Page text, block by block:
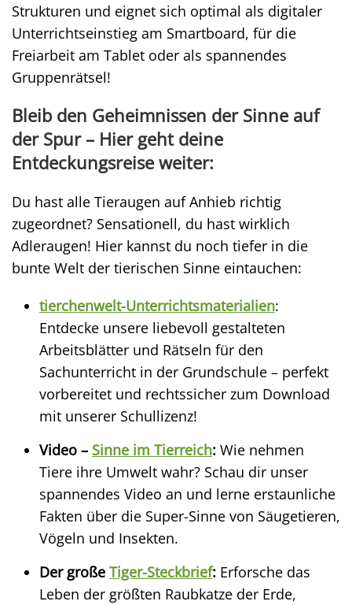
Strukturen und eignet sich optimal als digitaler
Unterrichtseinstieg am Smartboard, für die
Freiarbeit am Tablet oder als spannendes
Gruppenrätsel!
Bleib den Geheimnissen der Sinne auf
der Spur – Hier geht deine
Entdeckungsreise weiter:
Du hast alle Tieraugen auf Anhieb richtig
zugeordnet? Sensationell, du hast wirklich
Adleraugen! Hier kannst du noch tiefer in die
bunte Welt der tierischen Sinne eintauchen:
tierchenwelt-Unterrichtsmaterialien:
Entdecke unsere liebevoll gestalteten
Arbeitsblätter und Rätseln für den
Sachunterricht in der Grundschule – perfekt
vorbereitet und rechtssicher zum Download
mit unserer Schullizenz!
Video – Sinne im Tierreich: Wie nehmen
Tiere ihre Umwelt wahr? Schau dir unser
spannendes Video an und lerne erstaunliche
Fakten über die Super-Sinne von Säugetieren,
Vögeln und Insekten.
Der große Tiger-Steckbrief: Erforsche das
Leben der größten Raubkatze der Erde,